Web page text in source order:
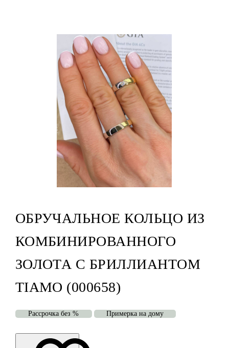
ОБРУЧАЛЬНОЕ КОЛЬЦО ИЗ
КОМБИНИРОВАННОГО
ЗОЛОТА С БРИЛЛИАНТОМ
TIAMO (000658)
Рассрочка без % Примерка на дому